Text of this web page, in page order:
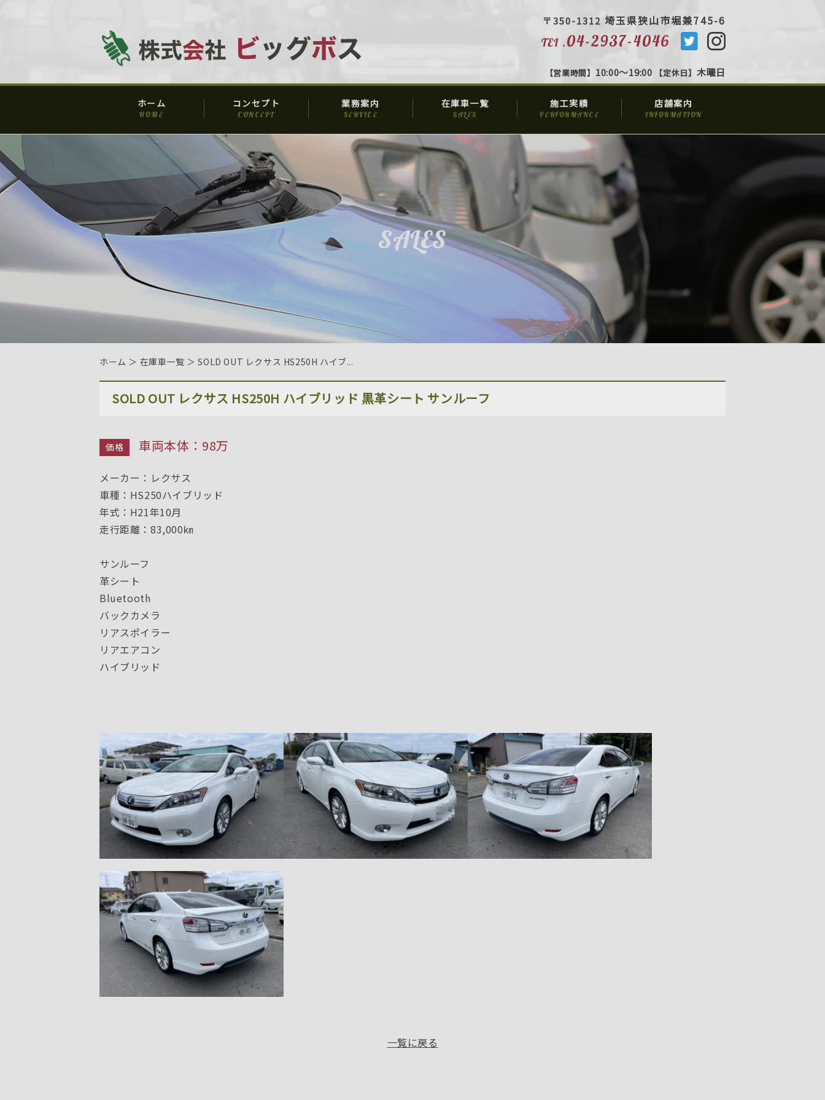
〒350-1312 埼玉県狭山市堀兼745-6
TEL.04-2937-4046
【営業時間】 10:00～19:00 【定休日】 木曜日
ホーム
HOME
コンセプト
CONCEPT
業務案内
SERVICE
在庫車一覧
SALES
施工実績
PERFORMANCE
店舗案内
INFORMATION
SALES
ホーム ＞ 在庫車一覧 ＞ SOLD OUT レクサス HS250H ハイブ...
SOLD OUT レクサス HS250H ハイブリッド 黒革シート サンルーフ
価格 車両本体：98万
メーカー：レクサス
車種：HS250ハイブリッド
年式：H21年10月
走行距離：83,000㎞
サンルーフ
革シート
Bluetooth
バックカメラ
リアスポイラー
リアエアコン
ハイブリッド
一覧に戻る